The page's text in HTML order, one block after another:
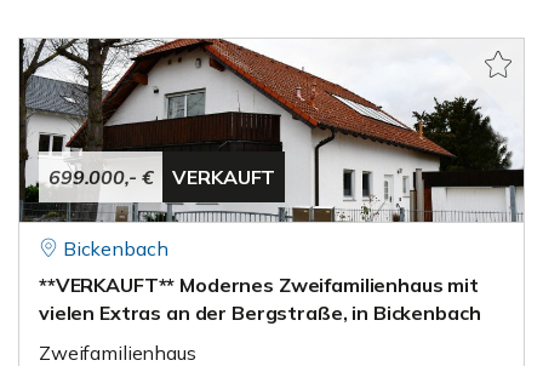
699.000,- € VERKAUFT
Bickenbach
**VERKAUFT** Modernes Zweifamilienhaus mit
vielen Extras an der Bergstraße, in Bickenbach
Zweifamilienhaus